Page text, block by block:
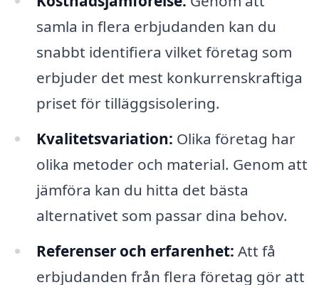
samla in flera erbjudanden kan du
snabbt identifiera vilket företag som
erbjuder det mest konkurrenskraftiga
priset för tilläggsisolering.
Kvalitetsvariation: Olika företag har
olika metoder och material. Genom att
jämföra kan du hitta det bästa
alternativet som passar dina behov.
Referenser och erfarenhet: Att få
erbjudanden från flera företag gör att